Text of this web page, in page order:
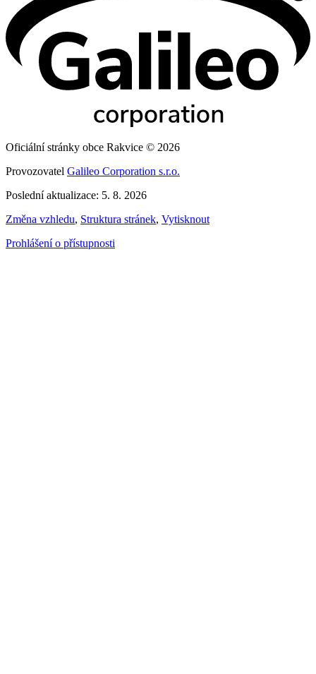
Oficiální stránky obce Rakvice © 2026
Provozovatel Galileo Corporation s.r.o.
Poslední aktualizace: 5. 8. 2026
Změna vzhledu, Struktura stránek, Vytisknout
Prohlášení o přístupnosti